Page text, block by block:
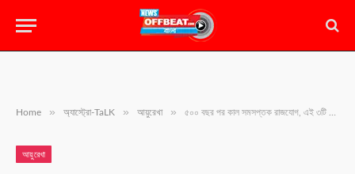
Home » অ্যাস্ট্রো-TaLK » আয়ুরেখা » ৫০০ বছর পর কাল সমসপ্তক রাজযোগ, এই ৩টি কাজ করলে সব মনস্কামনা পূরণ হবেই
আয়ুরেখা